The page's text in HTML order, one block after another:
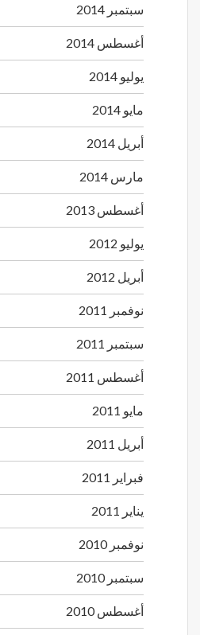
سبتمبر 2014
أغسطس 2014
يوليو 2014
مايو 2014
أبريل 2014
مارس 2014
أغسطس 2013
يوليو 2012
أبريل 2012
نوفمبر 2011
سبتمبر 2011
أغسطس 2011
مايو 2011
أبريل 2011
فبراير 2011
يناير 2011
نوفمبر 2010
سبتمبر 2010
أغسطس 2010